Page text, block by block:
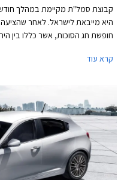
קבוצת סמל"ת מקיימת במהלך חודש
היא מייבאת לישראל. לאחר
קרא עוד